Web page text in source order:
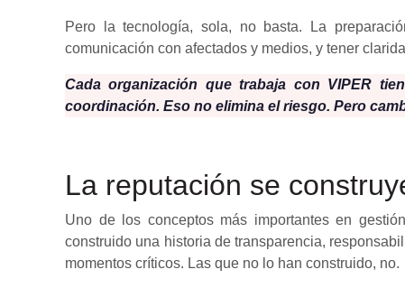
Pero la tecnología, sola, no basta. La
comunicación con afectados y medios, y tener
Cada organización que trabaja con VIPER
coordinación. Eso no elimina el riesgo. Pero
La reputación se
Uno de los conceptos más importantes en
construido una historia de transparencia,
momentos críticos. Las que no lo han construido, no.